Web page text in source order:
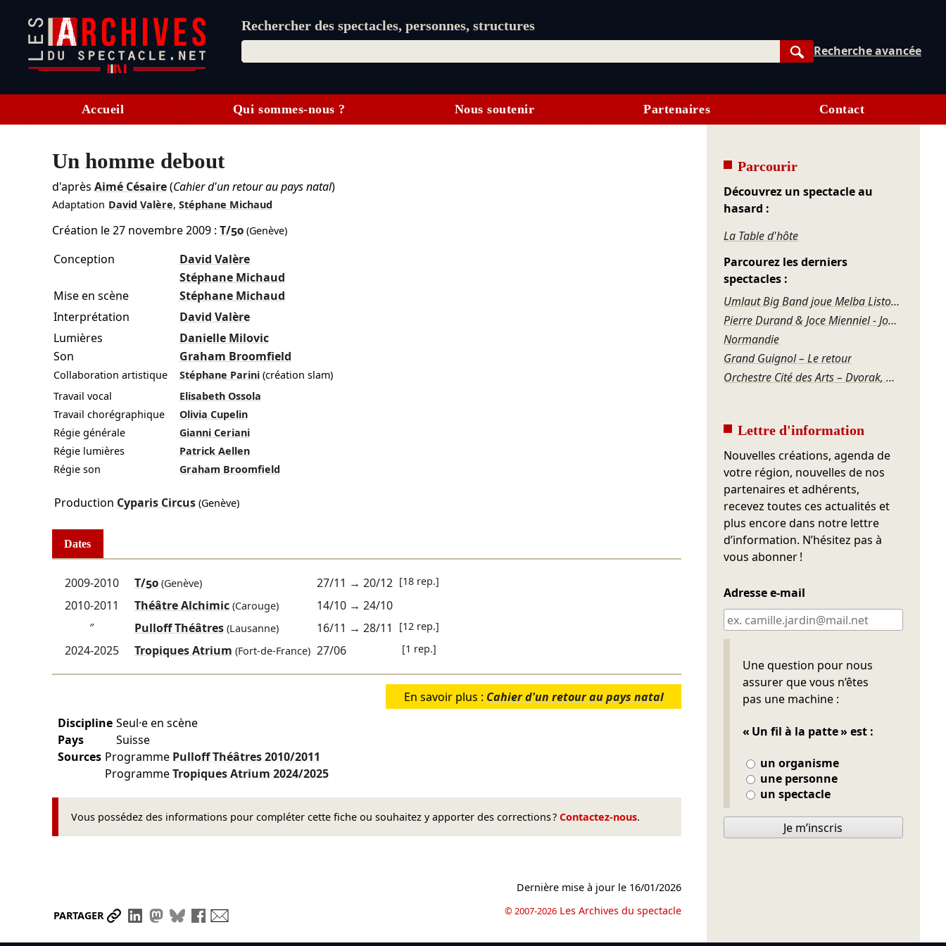
Rechercher des spectacles, personnes, structures
Rechercher
Recherche avancée
Accueil Qui sommes-nous ? Nous soutenir Partenaires Contact
Un homme debout
d'après Aimé Césaire(Cahier d'un retour au pays natal)
Adaptation David Valère, Stéphane Michaud
Création le27 novembre 2009: T/50(Genève)
Conception
David Valère
Stéphane Michaud
Mise en scène
Stéphane Michaud
Interprétation
David Valère
Lumières
Danielle Milovic
Son
Graham Broomfield
Collaboration artistique Stéphane Parini (création slam)
Travail vocal
Elisabeth Ossola
Travail chorégraphique
Olivia Cupelin
Régie générale
Gianni Ceriani
Régie lumières
Patrick Aellen
Régie son
Graham Broomfield
Production Cyparis Circus(Genève)
Dates
2009-2010 T/50(Genève) 27/11 → 20/12 [18 rep.]
2010-2011 Théâtre Alchimic(Carouge) 14/10→ 24/10
″
Pulloff Théâtres(Lausanne) 16/11 → 28/11 [12 rep.]
2024-2025 Tropiques Atrium (Fort-de-France) 27/06 [1 rep.]
En savoir plus : Cahier d'un retour au pays natal
Discipline Seul·e en scène
Pays
Suisse
Sources Programme Pulloff Théâtres2010/2011
ProgrammeTropiques Atrium2024/2025
Vous possédez des informations pour compléter cette fiche ou souhaitez y apporter des corrections ? Contactez-nous.
PARTAGER Partager le lien
Partager sur LinkedIn
Partager sur Mastodon
Partager sur Bluesky
Partager sur Facebook
Dernière mise à jour le 16/01/2026
© 2007-2026 Les Archives du spectacle
Parcourir
Découvrez un spectacle au
hasard :
La Table d'hôte
Parcourez les derniers
spectacles :
Umlaut Big Band joue Melba Liston – Grandma’s Dance
Pierre Durand & Joce Mienniel - Jour de blues à Bamako
Normandie
Grand Guignol – Le retour
Orchestre Cité des Arts – Dvorak, Mozart
Lettre d'information
Nouvelles créations, agenda de
votre région, nouvelles de nos
partenaires et adhérents,
recevez toutes ces actualités et
plus encore dans notre lettre
d’information. N’hésitez pas à
vous abonner !
Adresse e-mail
Une question pour nous
assurer que vous n’êtes
pas une machine :
« Un fil à la patte » est :
un organisme
une personne
un spectacle
Ne pas remplir
Je m’inscris